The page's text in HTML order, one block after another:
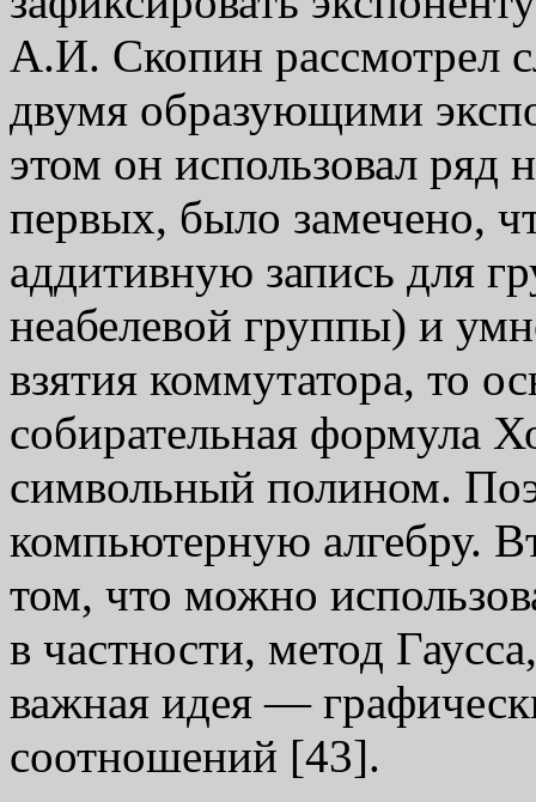
А.И. Скопин рассмотрел
двумя образующими
этом он использовал
первых, было замечено,
аддитивную запись для
неабелевой группы) и
взятия коммутатора, то
собирательная формула
символьный полином.
компьютерную алгебру.
том, что можно
в частности, метод
важная идея —
соотношений [43].